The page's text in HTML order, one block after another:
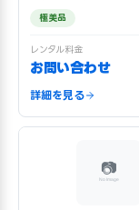
極美品
レンタル料金
お問い合わせ
詳細を見る